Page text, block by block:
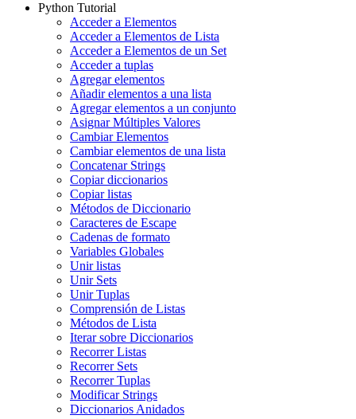
Python Tutorial
Acceder a Elementos
Acceder a Elementos de Lista
Acceder a Elementos de un Set
Acceder a tuplas
Agregar elementos
Añadir elementos a una lista
Agregar elementos a un conjunto
Asignar Múltiples Valores
Cambiar Elementos
Cambiar elementos de una lista
Concatenar Strings
Copiar diccionarios
Copiar listas
Métodos de Diccionario
Caracteres de Escape
Cadenas de formato
Variables Globales
Unir listas
Unir Sets
Unir Tuplas
Comprensión de Listas
Métodos de Lista
Iterar sobre Diccionarios
Recorrer Listas
Recorrer Sets
Recorrer Tuplas
Modificar Strings
Diccionarios Anidados